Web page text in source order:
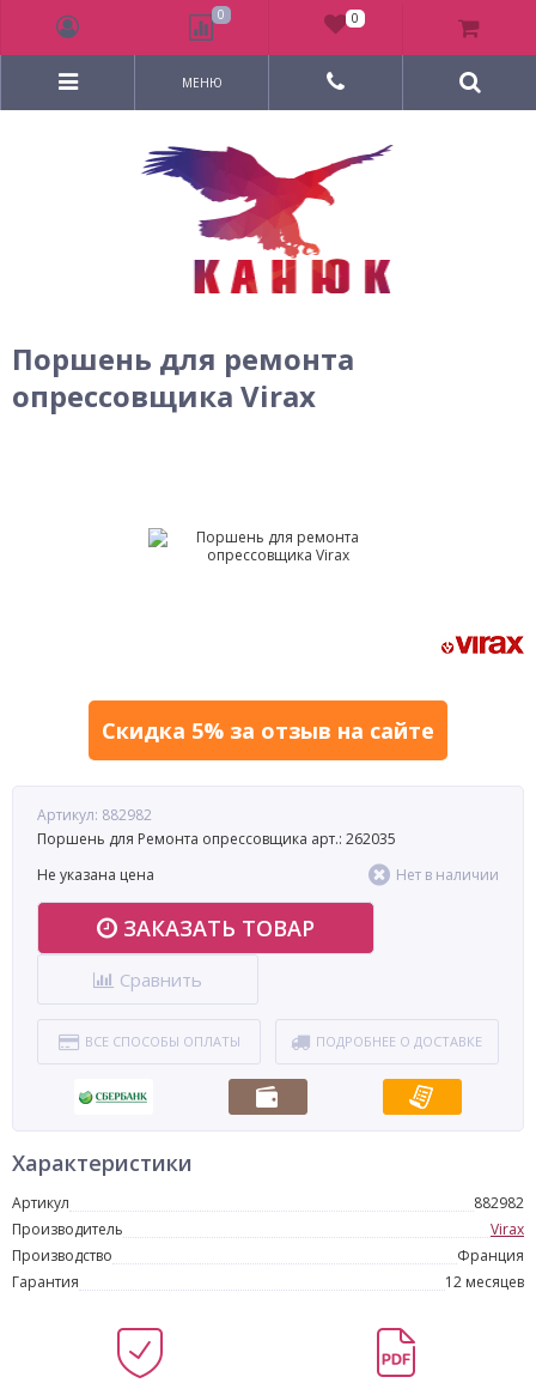
МЕНЮ
Поршень для ремонта
опрессовщика Virax
Скидка 5% за отзыв на сайте
Артикул: 882982
Поршень для Ремонта опрессовщика арт.: 262035
Не указана цена
Нет в наличии
ЗАКАЗАТЬ ТОВАР
Сравнить
ВСЕ СПОСОБЫ ОПЛАТЫ ПОДРОБНЕЕ О ДОСТАВКЕ
Характеристики
Артикул
882982
Производитель
Virax
Производство
Франция
Гарантия
12 месяцев
0 0